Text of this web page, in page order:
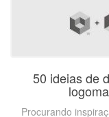
50 ideias de
Procurando